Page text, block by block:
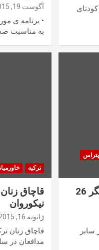
آگوست 19, 2015
• برنامه ی
به مناسبت
وبگردی: مطالب خواندنی از سایت های دیگر 26
سایر
ترکیه
قاچاق
نیکوروان
ژانویه 16, 2015
قاچاق زنان
مدافعان در